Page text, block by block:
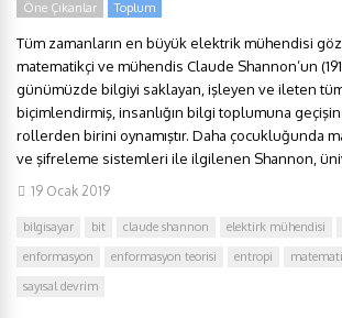
Öne Çıkanlar Toplum
Tüm zamanların en büyük elektrik mühendisi
matematikçi ve mühendis Claude Shannon’un
günümüzde bilgiyi saklayan, işleyen ve ileten
biçimlendirmiş, insanlığın bilgi toplumuna
rollerden birini oynamıştır. Daha çocukluğunda
ve şifreleme sistemleri ile ilgilenen Shannon,
19 Ocak 2019
bilgisayar bit claude shannon elektirk mühendisi
enformasyon
enformasyon teorisi entropi
sayısal devrim